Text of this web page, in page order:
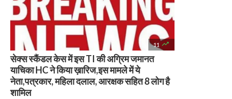
11 
सेक्स स्कैंडल केस में इस TI की अग्रिम जमानत
याचिका HC ने किया ख़ारिज,इस मामले में ये
नेता,पत्रकार, महिला दलाल, आरक्षक सहित 8 लोग है
शामिल